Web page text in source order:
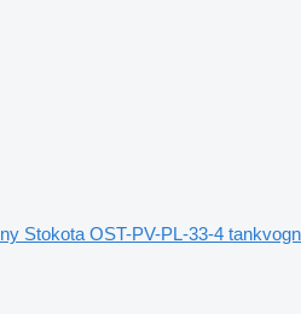
ny Stokota OST-PV-PL-33-4 tankvogn